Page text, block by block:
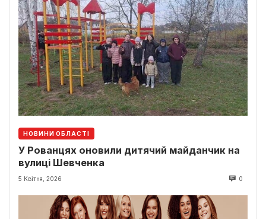
НОВИНИ ОБЛАСТІ
У Рованцях оновили дитячий майданчик на
вулиці Шевченка
5 Квітня, 2026 0